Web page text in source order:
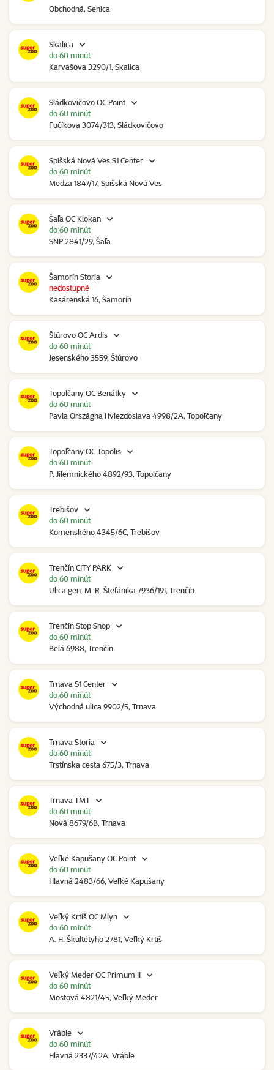
Obchodná, Senica
Skalica
Karvašova 3290/1, Skalica
do 60 minút
Sládkovičovo OC Point
Fučíkova 3074/313, Sládkovičovo
do 60 minút
Spišská Nová Ves S1 Center
Medza 1847/17, Spišská Nová Ves
do 60 minút
Šaľa OC Klokan
SNP 2841/29, Šaľa
do 60 minút
Šamorín Storia
Kasárenská 16, Šamorín
nedostupné
Štúrovo OC Ardis
Jesenského 3559, Štúrovo
do 60 minút
Topolčany OC Benátky
Pavla Országha Hviezdoslava 4998/2A, Topoľčany
do 60 minút
Topoľčany OC Topolis
P. Jilemnického 4892/93, Topoľčany
do 60 minút
Trebišov
Komenského 4345/6C, Trebišov
do 60 minút
Trenčín CITY PARK
Ulica gen. M. R. Štefánika 7936/19I, Trenčín
do 60 minút
Trenčín Stop Shop
Belá 6988, Trenčín
do 60 minút
Trnava S1 Center
Východná ulica 9902/5, Trnava
do 60 minút
Trnava Storia
Trstínska cesta 675/3, Trnava
do 60 minút
Trnava TMT
Nová 8679/6B, Trnava
do 60 minút
Veľké Kapušany OC Point
Hlavná 2483/66, Veľké Kapušany
do 60 minút
Veľký Krtíš OC Mlyn
A. H. Škultétyho 2781, Veľký Krtíš
do 60 minút
Veľký Meder OC Primum II
Mostová 4821/45, Veľký Meder
do 60 minút
Vráble
Hlavná 2337/42A, Vráble
do 60 minút